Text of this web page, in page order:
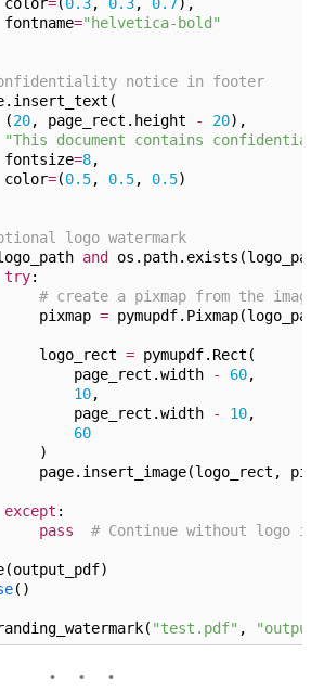
="helvetica-bold"
notice in footer
20, page_rect.height - 20),
"This document contains
=8,
=(0. 5, 0. 5, 0. 5)
logo watermark
and
try:
# create a pixmap from the image
=
= pymupdf.Rect(
- 60,
10,
- 10,
60
except :
pass
# Continue without logo
()
"test.pdf" ,